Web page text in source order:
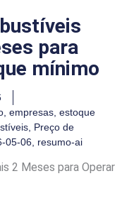
para
mínimo
, empresas, estoque
, Preço de
05-06, resumo-ai
2 Meses para Operar